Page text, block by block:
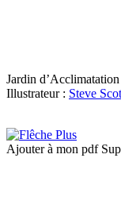
Jardin
Illustrateur : Steve
Ajouter à mon pdf